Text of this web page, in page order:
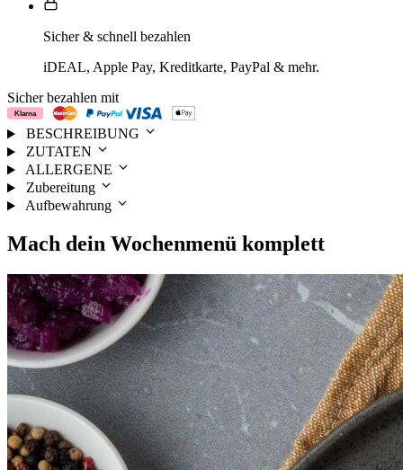
Sicher & schnell bezahlen
iDEAL, Apple Pay, Kreditkarte, PayPal & mehr.
Sicher bezahlen mit
BESCHREIBUNG
ZUTATEN
ALLERGENE
Zubereitung
Aufbewahrung
Mach dein Wochenmenü komplett